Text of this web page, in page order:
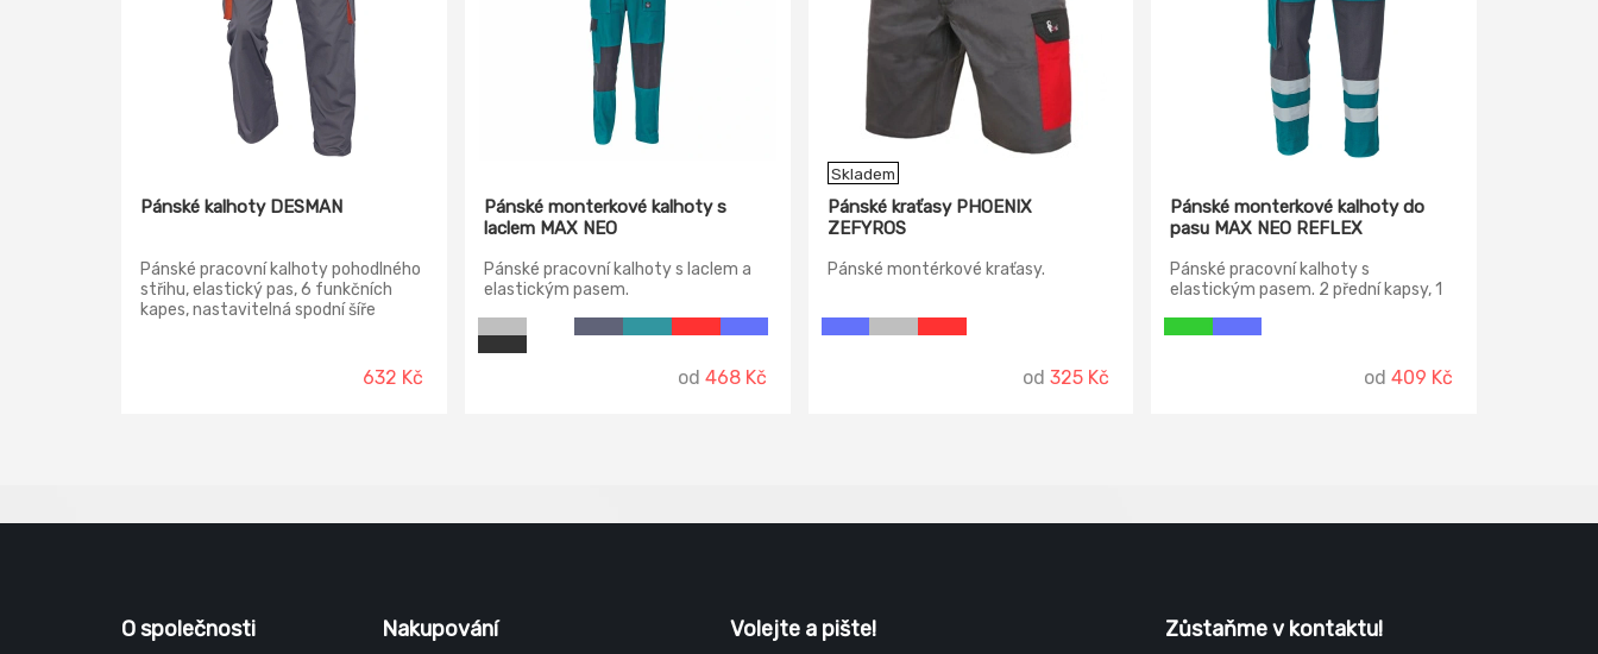
Pánské kalhoty DESMAN
Pánské pracovní kalhoty pohodlného
střihu, elastický pas, 6 funkčních
kapes, nastavitelná spodní šíře
632 Kč
Pánské monterkové kalhoty s
laclem MAX NEO
Pánské pracovní kalhoty s laclem a
elastickým pasem.
od 468 Kč
Skladem
Pánské kraťasy PHOENIX
ZEFYROS
Pánské montérkové kraťasy.
od325 Kč
Pánské monterkové kalhoty do
pasu MAX NEO REFLEX
Pánské pracovní kalhoty s
elastickým pasem. 2 přední kapsy, 1
nastavitelná délka nohavic.
od 409 Kč
O společnosti Nakupování Volejte a pište! Zůstaňme v kontaktu!